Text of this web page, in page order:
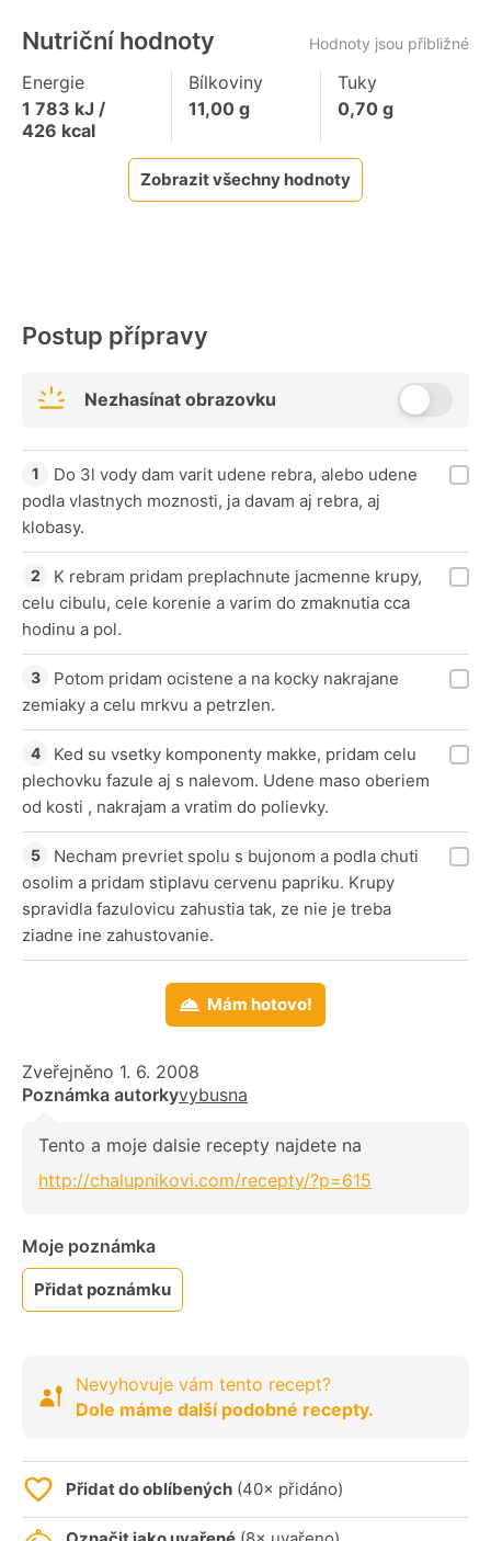
Nutriční hodnoty Hodnoty jsou přibližné
Energie
1 783 kJ /
426 kcal
Bílkoviny
11,00g
Tuky
0,70g
Zobrazit všechny hodnoty
Postup přípravy
Nezhasínat obrazovku
Do 3l vody dam varit udene rebra, alebo udene
podla vlastnych moznosti, ja davam aj rebra, aj
klobasy.
K rebram pridam preplachnute jacmenne krupy,
celu cibulu, cele korenie a varim do zmaknutia cca
hodinu a pol.
Potom pridam ocistene a na kocky nakrajane
zemiaky a celu mrkvu a petrzlen.
Ked su vsetky komponenty makke, pridam celu
plechovku fazule aj s nalevom. Udene maso oberiem
od kosti , nakrajam a vratim do polievky.
Necham prevriet spolu s bujonom a podla chuti
osolim a pridam stiplavu cervenu papriku. Krupy
spravidla fazulovicu zahustia tak, ze nie je treba
ziadne ine zahustovanie.
Mám hotovo!
Zveřejněno 1. 6. 2008
Poznámka autorkyvybusna
Tento a moje dalsie recepty najdete na
http://chalupnikovi.com/recepty/?p=615
Moje poznámka
Přidat poznámku
Nevyhovuje vám tento recept?
Dole máme další podobné recepty.
Přidat do oblíbených (40× přidáno)